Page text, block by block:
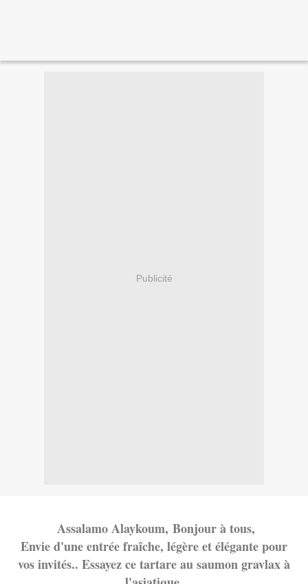
Publicité
Assalamo Alaykoum, Bonjour à tous,
Envie d'une entrée fraîche, légère et élégante pour
vos invités.. Essayez ce tartare au saumon gravlax à